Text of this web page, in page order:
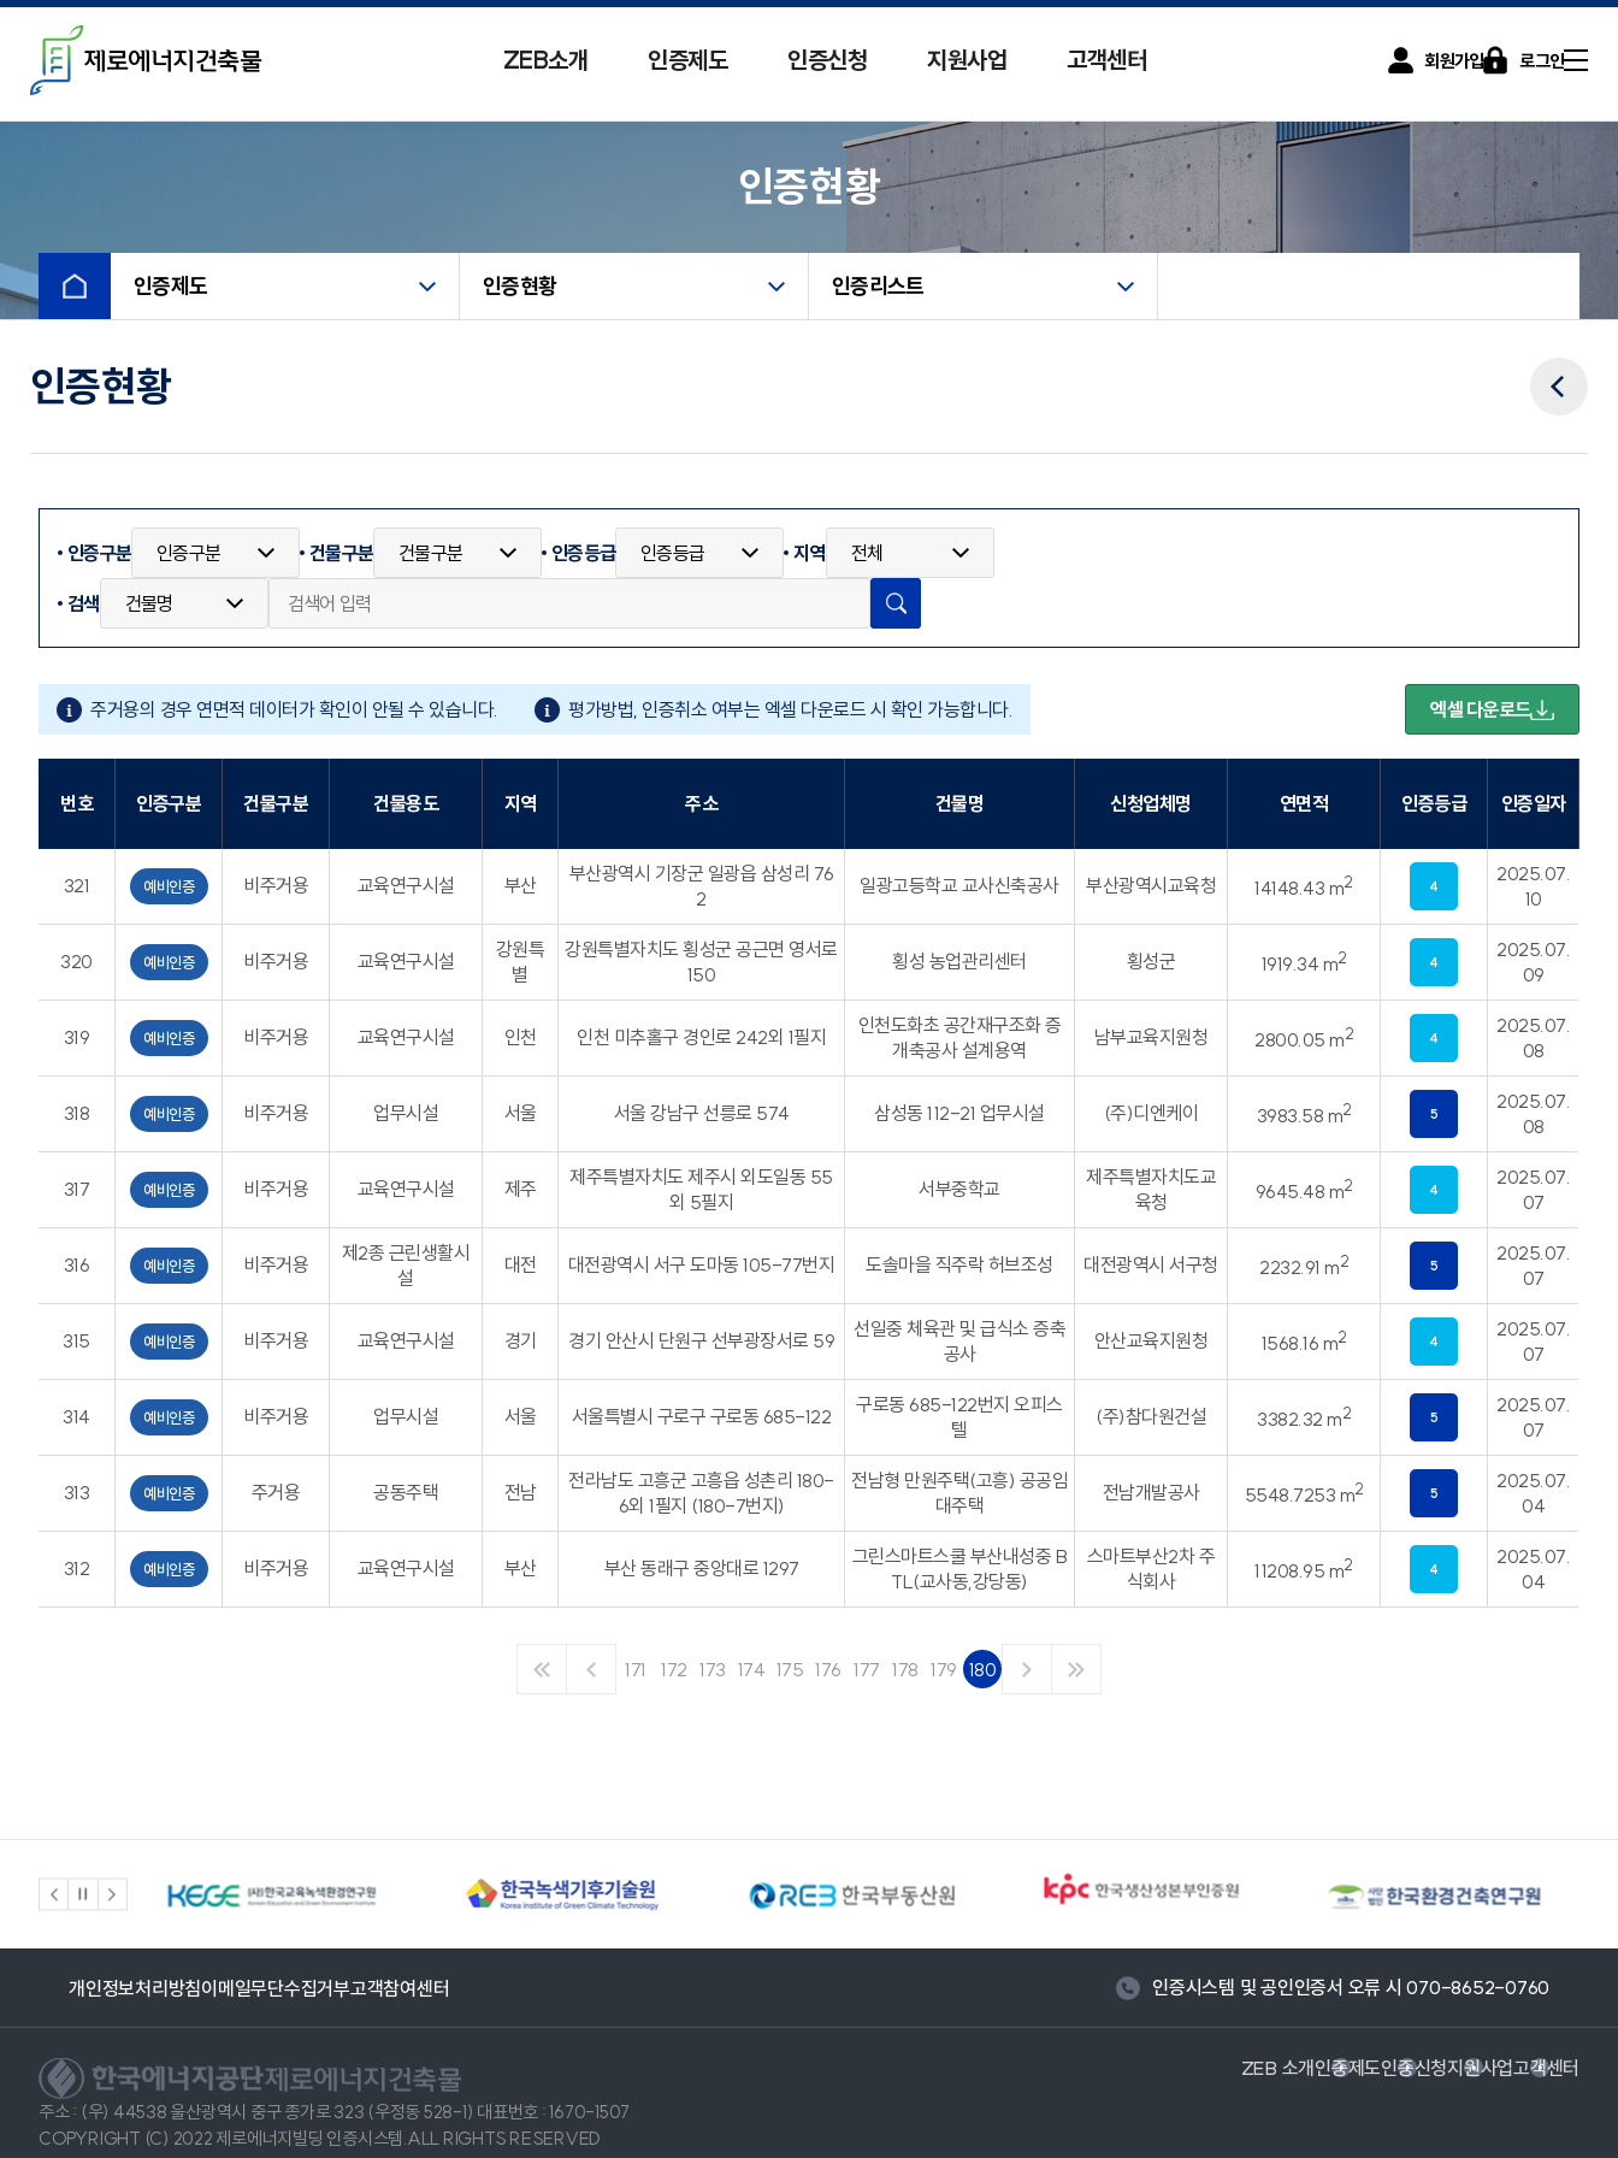
본문으로 가기
주메뉴로 가기
카피라이트로 가기
제로에너지건축물 ZEB소개
에너지절약설계기법
국내사례
해외유사인증제도
인증제도
인센티브
인증절차 및 신청방법
인증수수료
인증신청 지원사업
ZEB 최적화 컨설팅 지원사업
사업소개
최적화 컨설팅 프로세스
추진결과
ZEB 온라인 최적화 컨설팅 서비스
고객센터
공지사항
수수료환불 신청
회원가입 로그인
인증현황
인증제도 인증현황 인증리스트
인증현황 이전메뉴
인증구분 건물구분 인증등급 지역
검색
검색
주거용의 경우 연면적 데이터가 확인이 안될 수 있습니다. 평가방법, 인증취소 여부는 엑셀 다운로드 시 확인 가능합니다. 엑셀 다운로드
번호 인증구분 건물구분 건물용도 지역 주소 건물명 신청업체명 연면적 인증등급 인증일자
321 예비인증 비주거용 교육연구시설 부산
부산광역시 기장군 일광읍 삼성리 76
2
일광고등학교 교사신축공사 부산광역시교육청 14148.43 m2 4
2025.07.
10
320 예비인증 비주거용 교육연구시설
강원특
별
강원특별자치도 횡성군 공근면 영서로
150
횡성 농업관리센터 횡성군 1919.34 m2 4
2025.07.
09
319 예비인증 비주거용 교육연구시설 인천 인천 미추홀구 경인로 242외 1필지
인천도화초 공간재구조화 증
개축공사 설계용역
남부교육지원청 2800.05 m2 4
2025.07.
08
318 예비인증 비주거용 업무시설 서울 서울 강남구 선릉로 574 삼성동 112-21 업무시설 (주)디엔케이 3983.58 m2 5
2025.07.
08
317 예비인증 비주거용 교육연구시설 제주
제주특별자치도 제주시 외도일동 55
외 5필지
서부중학교
제주특별자치도교
육청
9645.48 m2 4
2025.07.
07
316 예비인증 비주거용
제2종 근린생활시
설
대전 대전광역시 서구 도마동 105-77번지 도솔마을 직주락 허브조성 대전광역시 서구청 2232.91 m2 5
2025.07.
07
315 예비인증 비주거용 교육연구시설 경기 경기 안산시 단원구 선부광장서로 59
선일중 체육관 및 급식소 증축
공사
안산교육지원청 1568.16 m2 4
2025.07.
07
314 예비인증 비주거용 업무시설 서울 서울특별시 구로구 구로동 685-122
구로동 685-122번지 오피스
텔
(주)참다원건설 3382.32 m2 5
2025.07.
07
313 예비인증 주거용 공동주택 전남
전라남도 고흥군 고흥읍 성촌리 180-
6외 1필지 (180-7번지)
전남형 만원주택(고흥) 공공임
대주택
전남개발공사 5548.7253 m2 5
2025.07.
04
312 예비인증 비주거용 교육연구시설 부산 부산 동래구 중앙대로 1297
그린스마트스쿨 부산내성중 B
TL(교사동,강당동)
스마트부산2차 주
식회사
11208.95 m2 4
2025.07.
04
171 172 173 174 175 176 177 178 179 180
개인정보처리방침이메일무단수집거부고객참여센터 인증시스템 및 공인인증서 오류 시 070-8652-0760
제로에너지건축물
주소 : (우) 44538 울산광역시 중구 종가로 323 (우정동 528-1) 대표번호 : 1670-1507
COPYRIGHT (C) 2022 제로에너지빌딩 인증시스템.ALL RIGHTS RESERVED
ZEB 소개 인증제도인증신청지원사업고객센터